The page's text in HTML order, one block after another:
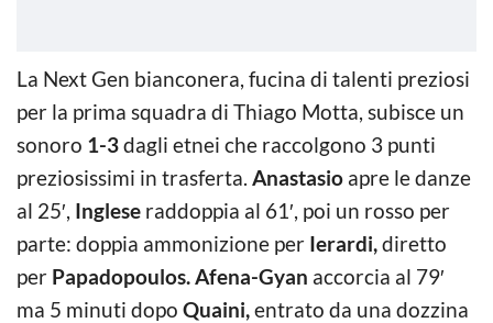
La Next Gen bianconera, fucina di talenti preziosi
per la prima squadra di Thiago Motta, subisce un
sonoro 1-3dagli etnei che raccolgono 3 punti
preziosissimi in trasferta. Anastasio apre le danze
al 25′, Inglese raddoppia al 61′, poi un rosso per
parte: doppia ammonizione per Ierardi,diretto
per Papadopoulos.Afena-Gyan accorcia al 79′
ma 5 minuti dopo Quaini,entrato da una dozzina